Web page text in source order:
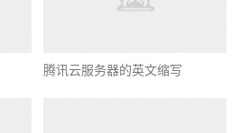
腾讯云服务器的英文缩写